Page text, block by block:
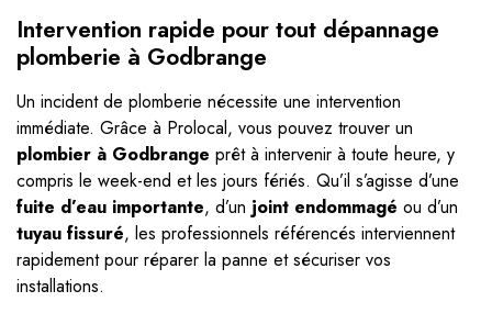
Intervention rapide pour tout dépannage
plomberie à Godbrange
Un incident de plomberie nécessite une intervention
immédiate. Grâce à Prolocal, vous pouvez trouver un
plombier à Godbrange prêt à intervenir à toute heure, y
compris le week-end et les jours fériés. Qu’il s’agisse d’une
fuite d’eau importante, d’un joint endommagé ou d’un
tuyau fissuré, les professionnels référencés interviennent
rapidement pour réparer la panne et sécuriser vos
installations.